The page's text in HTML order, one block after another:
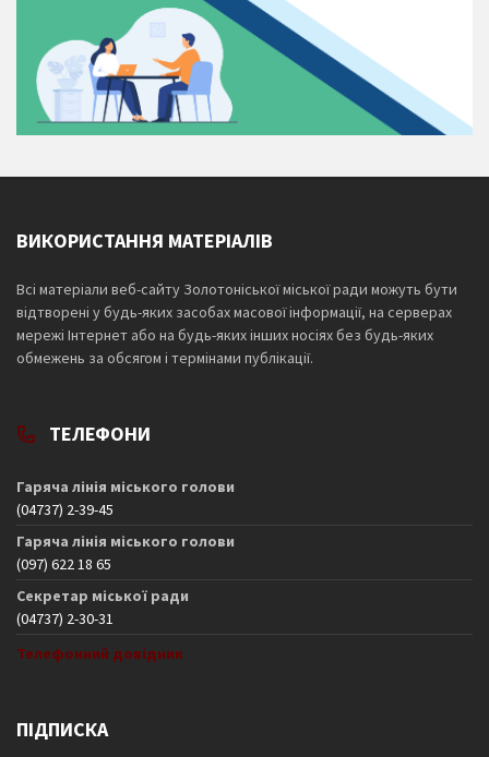
ВИКОРИСТАННЯ МАТЕРІАЛІВ
Всі матеріали веб-сайту Золотоніської міської ради можуть бути
відтворені у будь-яких засобах масової інформації, на серверах
мережі Інтернет або на будь-яких інших носіях без будь-яких
обмежень за обсягом і термінами публікації.
ТЕЛЕФОНИ
Гаряча лінія міського голови
(04737) 2-39-45
Гаряча лінія міського голови
(097) 622 18 65
Секретар міської ради
(04737) 2-30-31
Телефонний довідник
ПІДПИСКА